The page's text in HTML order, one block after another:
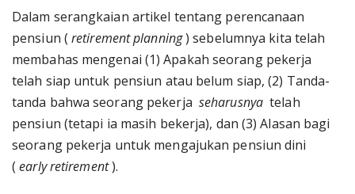
Dalam serangkaian artikel tentang perencanaan
pensiun ( retirement planning) sebelumnya kita telah
membahas mengenai (1) Apakah seorang pekerja
telah siap untuk pensiun atau belum siap, (2) Tanda-
tanda bahwa seorang pekerja seharusnyatelah
pensiun (tetapi ia masih bekerja), dan (3) Alasan bagi
seorang pekerja untuk mengajukan pensiun dini
(early retirement).